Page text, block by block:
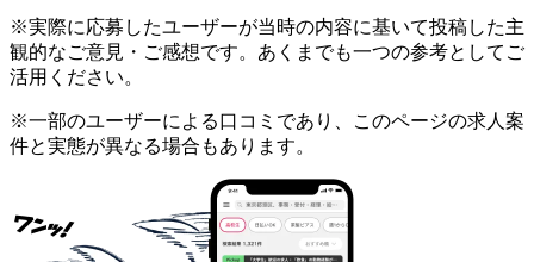
※実際に応募したユーザーが当時の内容に基いて投稿した主
観的なご意見・ご感想です。あくまでも一つの参考としてご
活用ください。
※一部のユーザーによる口コミであり、このページの求人案
件と実態が異なる場合もあります。